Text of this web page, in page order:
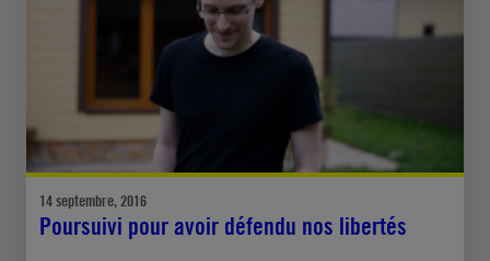
14 septembre, 2016
Poursuivi pour avoir défendu nos libertés